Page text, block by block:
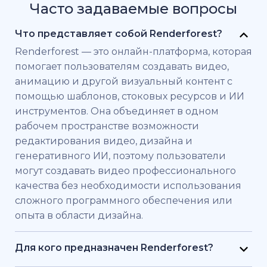
Часто задаваемые вопросы
Что представляет собой Renderforest?
Renderforest — это онлайн-платформа, которая
помогает пользователям создавать видео,
анимацию и другой визуальный контент с
помощью шаблонов, стоковых ресурсов и ИИ
инструментов. Она объединяет в одном
рабочем пространстве возможности
редактирования видео, дизайна и
генеративного ИИ, поэтому пользователи
могут создавать видео профессионального
качества без необходимости использования
сложного программного обеспечения или
опыта в области дизайна.
Для кого предназначен Renderforest?